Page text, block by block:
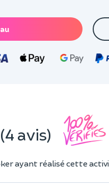
(4 avis)
ayant réalisé cette